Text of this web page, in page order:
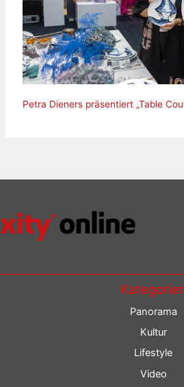
Petra Dieners präsentiert „Table
Panorama
Kultur
Lifestyle
Video